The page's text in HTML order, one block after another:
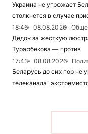
Украина не угрожает
столкнется в случае
18:46
08.08.2026
Дедок за жесткую
Турарбекова — против
17:43
08.08.2026
Беларусь до сих пор не
телеканала